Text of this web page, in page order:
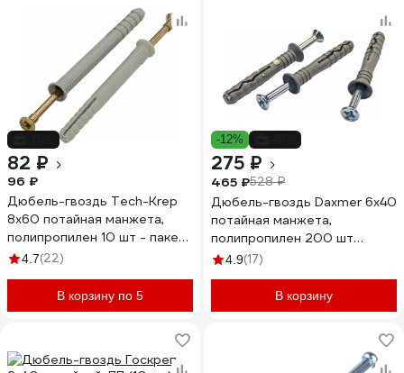
82 ₽
96 ₽
Дюбель-гвоздь Tech-Krep
8х60 потайная манжета,
полипропилен 10 шт - пакет
103904
4.7(22)
В корзину по 5
-12%
275 ₽
465 ₽528 ₽
Дюбель-гвоздь Daxmer 6х40
потайная манжета,
полипропилен 200 шт
00000333564
4.9(17)
В корзину